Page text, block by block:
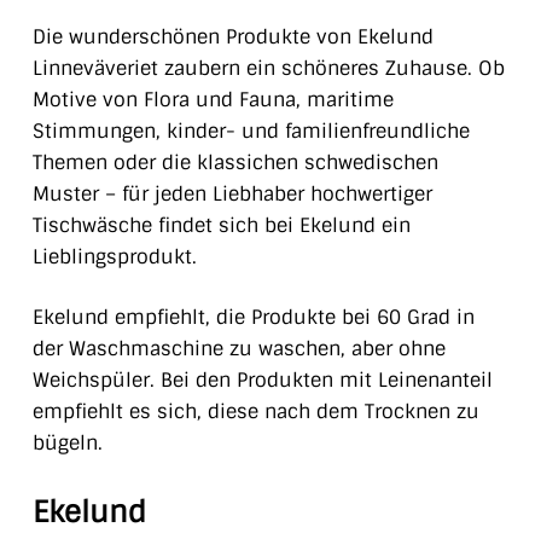
Die wunderschönen Produkte von Ekelund
Linneväveriet zaubern ein schöneres Zuhause. Ob
Motive von Flora und Fauna, maritime
Stimmungen, kinder- und familienfreundliche
Themen oder die klassichen schwedischen
Muster – für jeden Liebhaber hochwertiger
Tischwäsche findet sich bei Ekelund ein
Lieblingsprodukt.
Ekelund empfiehlt, die Produkte bei 60 Grad in
der Waschmaschine zu waschen, aber ohne
Weichspüler. Bei den Produkten mit Leinenanteil
empfiehlt es sich, diese nach dem Trocknen zu
bügeln.
Ekelund